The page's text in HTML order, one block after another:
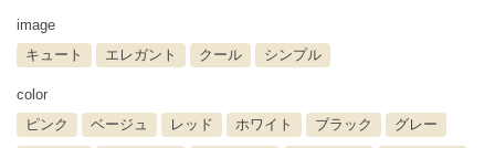
image
キュート
エレガント クール シンプル
color
ピンク
ベージュ レッド ホワイト ブラック
グレー